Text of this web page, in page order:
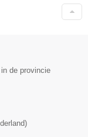
de provincie
)